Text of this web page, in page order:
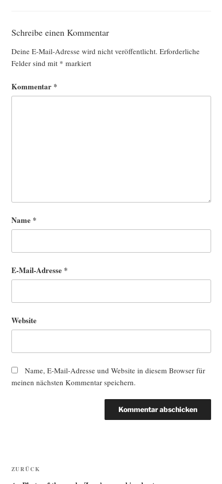
Schreibe einen Kommentar
Deine E-Mail-Adresse wird nicht veröffentlicht. Erforderliche
Felder sind mit * markiert
Kommentar *
Name *
E-Mail-Adresse *
Website
Name, E-Mail-Adresse und Website in diesem Browser für
meinen nächsten Kommentar speichern.
Beitragsnavigation
Vorheriger
ZURÜCK